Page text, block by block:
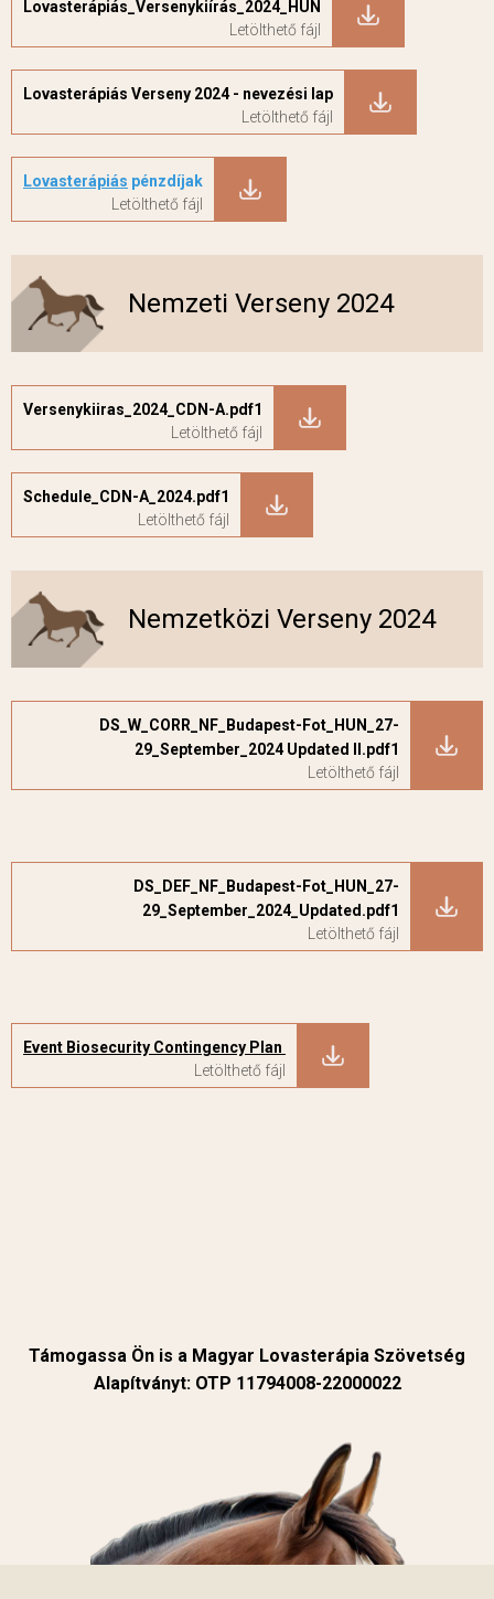
Lovasterápiás_Versenykiírás_2024_HUN
Lovasterápiás Verseny 2024 - nevezési lap
Lovasterápiás pénzdíjak
Nemzeti Verseny 2024
Versenykiiras_2024_CDN-A.pdf1
Schedule_CDN-A_2024.pdf1
Nemzetközi Verseny 2024
DS_W_CORR_NF_Budapest-Fot_HUN_27-
29_September_2024 Updated II.pdf1
DS_DEF_NF_Budapest-Fot_HUN_27-
29_September_2024_Updated.pdf1
Event Biosecurity Contingency Plan
Támogassa Ön is a Magyar Lovasterápia Szövetség
Alapítványt: OTP 11794008-22000022